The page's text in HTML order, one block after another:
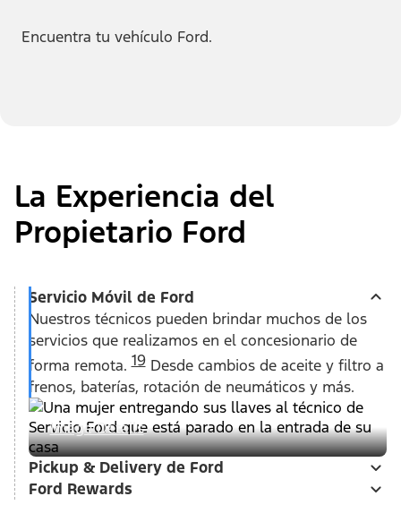
Encuentra tu vehículo Ford.
La Experiencia del
Propietario Ford
Servicio Móvil de Ford
​​​​​​​Nuestros técnicos pueden brindar muchos de los
servicios que realizamos en el concesionario de
forma remota.19Desde cambios de aceite y filtro a
frenos, baterías, rotación de neumáticos y más.
Image Details
Pickup & Delivery de Ford
Ford Rewards